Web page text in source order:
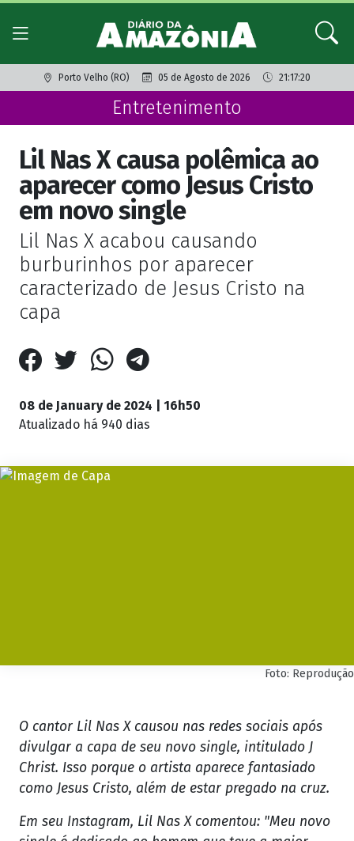
Porto Velho (RO) 05 de Agosto de 2026 21:17:20
Entretenimento
Lil Nas X causa polêmica ao
aparecer como Jesus Cristo
em novo single
Lil Nas X acabou causando
burburinhos por aparecer
caracterizado de Jesus Cristo na
capa
08 de January de 2024 | 16h50
Atualizado há 940 dias
Foto: Reprodução
O cantor Lil Nas X causou nas redes sociais após
divulgar a capa de seu novo single, intitulado J
Christ. Isso porque o artista aparece fantasiado
como Jesus Cristo, além de estar pregado na cruz.
Em seu Instagram, Lil Nas X comentou: "Meu novo